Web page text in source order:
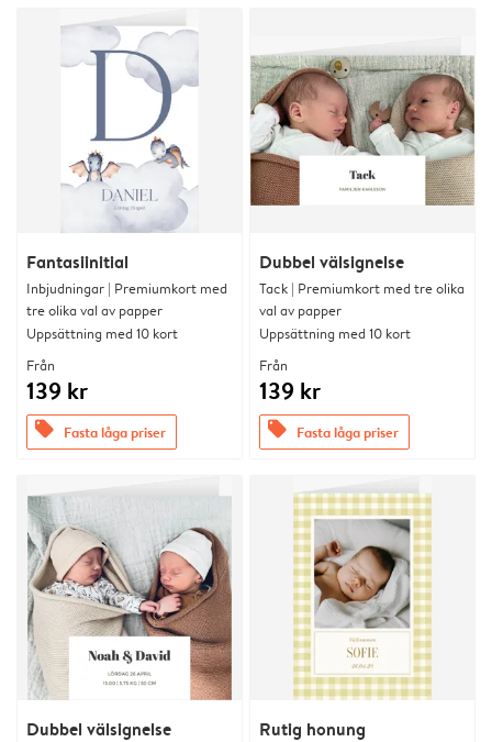
Fantasiinitial
Inbjudningar | Premiumkort med
tre olika val av papper
Uppsättning med 10 kort
Från
139 kr
offers Fasta låga priser
Dubbel välsignelse
Tack | Premiumkort med tre olika
val av papper
Uppsättning med 10 kort
Från
139 kr
offers Fasta låga priser
Dubbel välsignelse Rutig honung